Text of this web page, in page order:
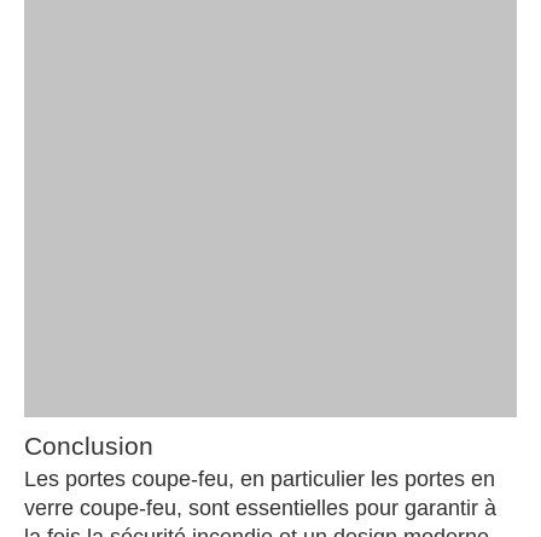
Conclusion
Les portes coupe-feu, en particulier les portes en
verre coupe-feu, sont essentielles pour garantir à